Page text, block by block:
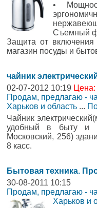
•
Съемный
Защита от включения
магазин посуды и
чайник
02-07-2012 10:19 Цена:
Продам, предлагаю -
Харьков и область ...
Чайник
удобный в быту и
Московский, 256)
8 касс.
Бытовая техника.
30-08-2011 10:15
Продам, предлагаю -
Харьков и